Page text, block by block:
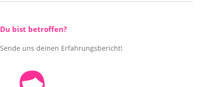
Du bist betroffen?
Sende uns deinen Erfahrungsbericht!